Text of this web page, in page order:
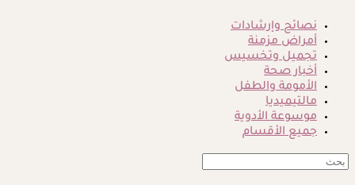
نصائح وإرشادات
أمراض مزمنة
تجميل وتخسيس
أخبار صحة
الأمومة والطفل
مالتيميديا
موسوعة الأدوية
جميع الأقسام